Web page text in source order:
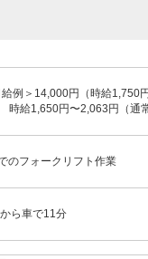
例＞14,000円（時給1,750
時給1,650円〜2,063円（通
のフォークリフト作業
ら車で11分